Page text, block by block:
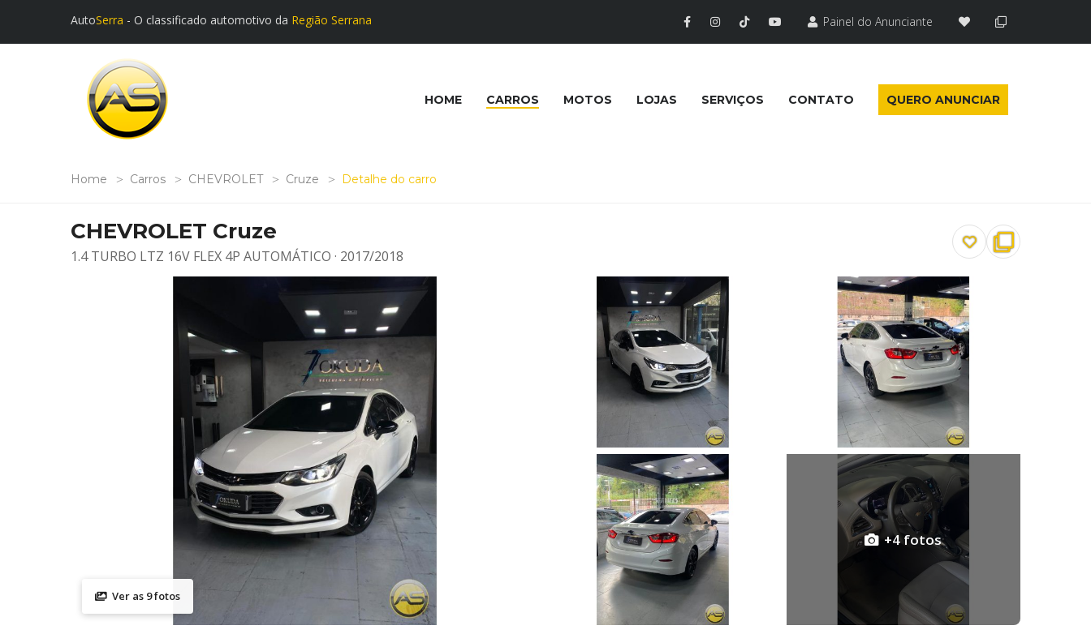
AutoSerra - O classificado automotivo da Região Serrana Painel do Anunciante
HOME CARROS MOTOS LOJAS SERVIÇOS CONTATO QUERO ANUNCIAR
Home Carros CHEVROLET Cruze Detalhe do carro
CHEVROLET Cruze
1.4 TURBO LTZ 16V FLEX 4P AUTOMÁTICO · 2017/2018
+4 fotos
Ver as 9 fotos